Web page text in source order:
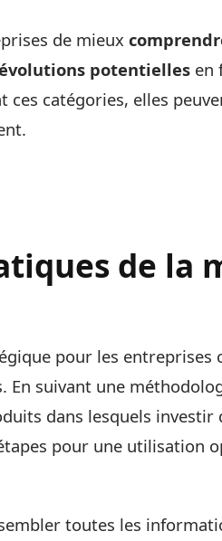
de mieux
potentielles en
catégories, elles
de la
pour les entreprises
suivant une
dans lesquels investir
pour une utilisation
toutes les